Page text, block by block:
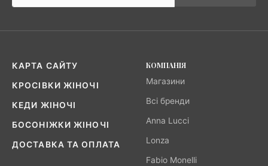
КАРТА САЙТУ
КРОСІВКИ ЖІНОЧІ
КЕДИ ЖІНОЧІ
БОСОНІЖКИ ЖІНОЧІ
ДОСТАВКА ТА ОПЛАТА
КОМПАНІЯ
Магазини
Всі бренди
Anna Lucci
Lonza
Fabio Monelli